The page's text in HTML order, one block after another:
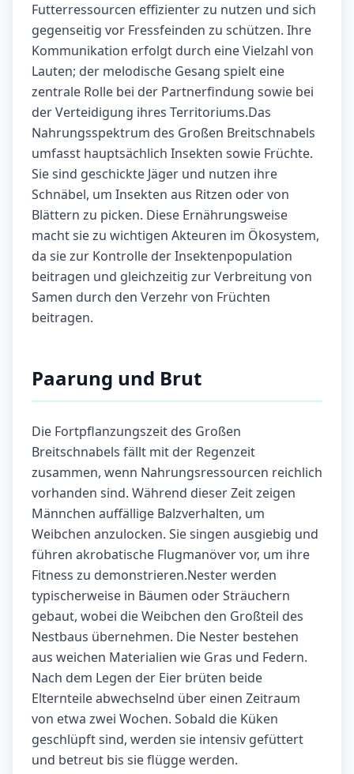
Futterressourcen effizienter zu nutzen und sich
gegenseitig vor Fressfeinden zu schützen. Ihre
Kommunikation erfolgt durch eine Vielzahl von
Lauten; der melodische Gesang spielt eine
zentrale Rolle bei der Partnerfindung sowie bei
der Verteidigung ihres Territoriums.Das
Nahrungsspektrum des Großen Breitschnabels
umfasst hauptsächlich Insekten sowie Früchte.
Sie sind geschickte Jäger und nutzen ihre
Schnäbel, um Insekten aus Ritzen oder von
Blättern zu picken. Diese Ernährungsweise
macht sie zu wichtigen Akteuren im Ökosystem,
da sie zur Kontrolle der Insektenpopulation
beitragen und gleichzeitig zur Verbreitung von
Samen durch den Verzehr von Früchten
beitragen.
Paarung und Brut
Die Fortpflanzungszeit des Großen
Breitschnabels fällt mit der Regenzeit
zusammen, wenn Nahrungsressourcen reichlich
vorhanden sind. Während dieser Zeit zeigen
Männchen auffällige Balzverhalten, um
Weibchen anzulocken. Sie singen ausgiebig und
führen akrobatische Flugmanöver vor, um ihre
Fitness zu demonstrieren.Nester werden
typischerweise in Bäumen oder Sträuchern
gebaut, wobei die Weibchen den Großteil des
Nestbaus übernehmen. Die Nester bestehen
aus weichen Materialien wie Gras und Federn.
Nach dem Legen der Eier brüten beide
Elternteile abwechselnd über einen Zeitraum
von etwa zwei Wochen. Sobald die Küken
geschlüpft sind, werden sie intensiv gefüttert
und betreut bis sie flügge werden.